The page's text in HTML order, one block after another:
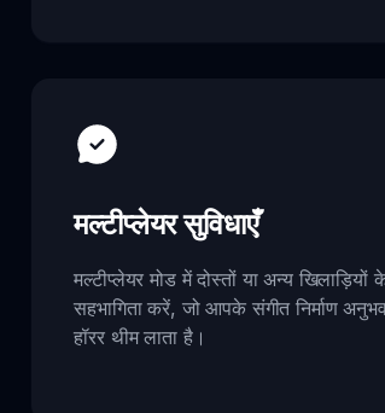
मल्टीप्लेयर सुविधाएँ
मल्टीप्लेयर मोड में दोस्तों या अन्य खिलाड़ियों
सहभागिता करें, जो आपके संगीत निर्माण
हॉरर थीम लाता है।